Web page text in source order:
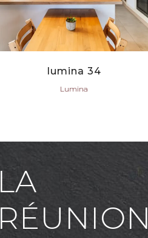
lumina 34
Lumina
LA
RÉUNION